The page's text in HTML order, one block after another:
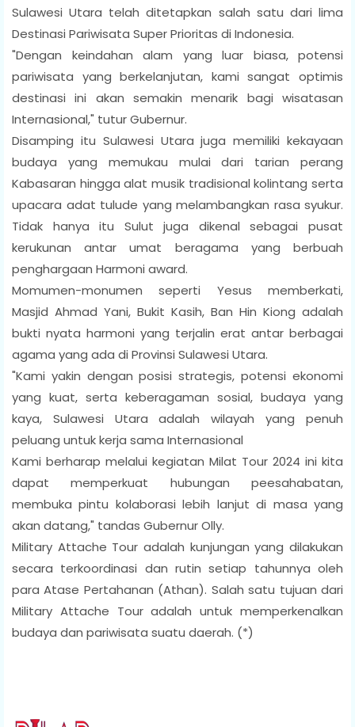
Sulawesi Utara telah ditetapkan salah satu dari lima
Destinasi Pariwisata Super Prioritas di Indonesia.
"Dengan keindahan alam yang luar biasa, potensi
pariwisata yang berkelanjutan, kami sangat optimis
destinasi ini akan semakin menarik bagi wisatasan
Internasional," tutur Gubernur.
Disamping itu Sulawesi Utara juga memiliki kekayaan
budaya yang memukau mulai dari tarian perang
Kabasaran hingga alat musik tradisional kolintang serta
upacara adat tulude yang melambangkan rasa syukur.
Tidak hanya itu Sulut juga dikenal sebagai pusat
kerukunan antar umat beragama yang berbuah
penghargaan Harmoni award.
Momumen-monumen seperti Yesus memberkati,
Masjid Ahmad Yani, Bukit Kasih, Ban Hin Kiong adalah
bukti nyata harmoni yang terjalin erat antar berbagai
agama yang ada di Provinsi Sulawesi Utara.
"Kami yakin dengan posisi strategis, potensi ekonomi
yang kuat, serta keberagaman sosial, budaya yang
kaya, Sulawesi Utara adalah wilayah yang penuh
peluang untuk kerja sama Internasional
Kami berharap melalui kegiatan Milat Tour 2024 ini kita
dapat memperkuat hubungan peesahabatan,
membuka pintu kolaborasi lebih lanjut di masa yang
akan datang," tandas Gubernur Olly.
Military Attache Tour adalah kunjungan yang dilakukan
secara terkoordinasi dan rutin setiap tahunnya oleh
para Atase Pertahanan (Athan). Salah satu tujuan dari
Military Attache Tour adalah untuk memperkenalkan
budaya dan pariwisata suatu daerah. (*)